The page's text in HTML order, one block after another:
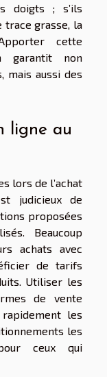
doigts ; s’ils
trace grasse, la
cette
garantit non
mais aussi des
ligne au
lors de l’achat
judicieux de
proposées
Beaucoup
achats avec
de tarifs
Utiliser les
de vente
les
les
ceux qui